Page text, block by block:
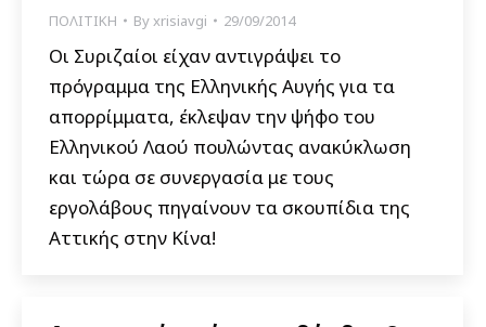
ΠΟΛΙΤΙΚΗ Byxrisiavgi 29/09/2014
Οι Συριζαίοι είχαν αντιγράψει το
πρόγραμμα της Ελληνικής Αυγής για τα
απορρίμματα, έκλεψαν την ψήφο του
Ελληνικού Λαού πουλώντας ανακύκλωση
και τώρα σε συνεργασία με τους
εργολάβους πηγαίνουν τα σκουπίδια της
Αττικής στην Κίνα!